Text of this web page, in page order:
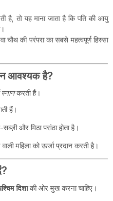
है, तो यह माना जाता है कि पति की आयु
की परंपरा का सबसे महत्वपूर्ण हिस्सा
आवश्यक है?
स्नानकरती हैं।
हैं।
और मिठा परांठा होता है।
महिला को ऊर्जा प्रदान करती है।
दिशाकी ओर मुख करना चाहिए।